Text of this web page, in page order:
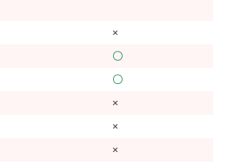
×
〇
〇
×
×
×